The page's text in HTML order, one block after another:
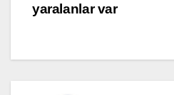
yaralanlar var